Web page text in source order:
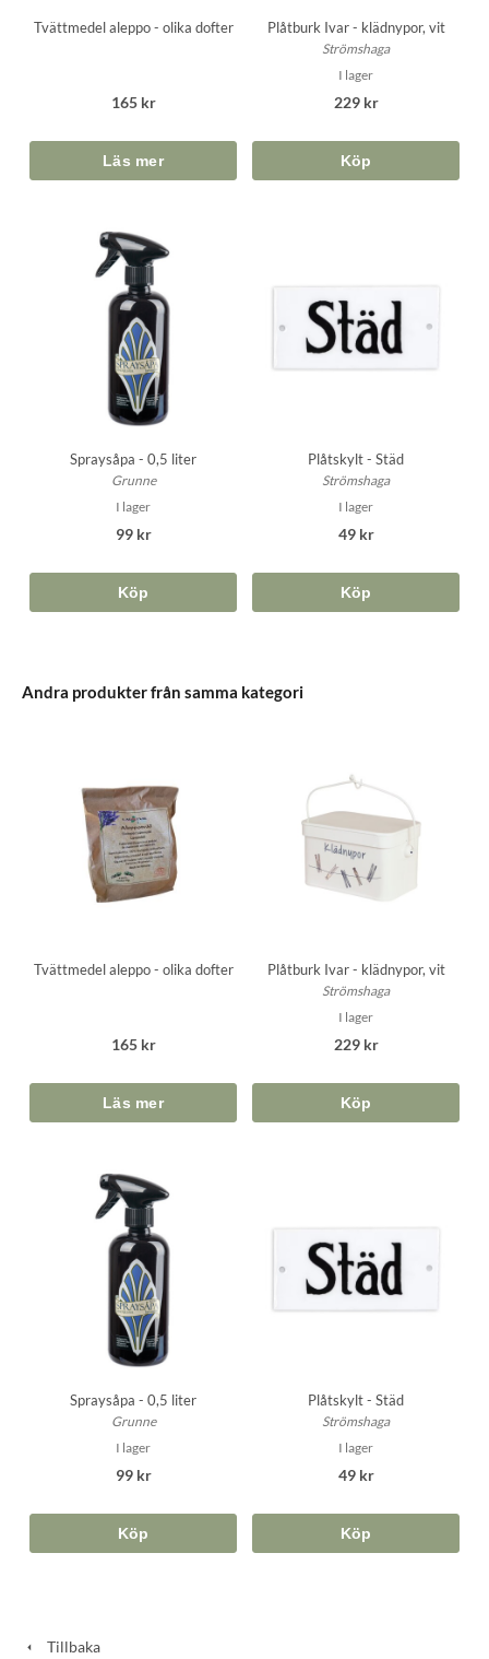
Tvättmedel aleppo - olika dofter
165 kr
Plåtburk Ivar - klädnypor, vit
Strömshaga
I lager
229 kr
Köp
Spraysåpa - 0,5 liter
Grunne
I lager
99 kr
Köp
Plåtskylt - Städ
Strömshaga
I lager
49 kr
Köp
Andra produkter från samma kategori
Tvättmedel aleppo - olika dofter
165 kr
Plåtburk Ivar - klädnypor, vit
Strömshaga
I lager
229 kr
Köp
Spraysåpa - 0,5 liter
Grunne
I lager
99 kr
Köp
Plåtskylt - Städ
Strömshaga
I lager
49 kr
Köp
Tillbaka